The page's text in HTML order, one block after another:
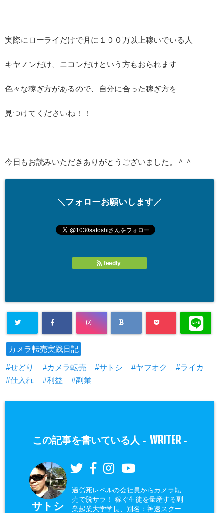
実際にローライだけで月に１００万以上稼いでいる人
キヤノンだけ、ニコンだけという方もおられます
色々な稼ぎ方があるので、自分に合った稼ぎ方を
見つけてくださいね！！
今日もお読みいただきありがとうございました。＾＾
＼フォローお願いします／
feedly
カメラ転売実践日記
せどり カメラ転売 サトシ ヤフオク
ライカ
仕入れ
利益 副業
この記事を書いている人 - WRITER-
サトシ
過労死レベルの会社員からカメラ転
売で脱サラ！ 稼ぐ生徒を量産する副
業起業大学学長、別名：神速スクー